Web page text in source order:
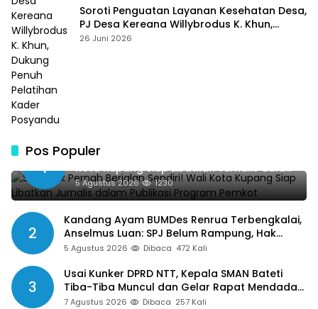
Soroti Penguatan Layanan Kesehatan Desa,
PJ Desa Kereana Willybrodus K. Khun,
Dukung Penuh Pelatihan Kader Posyandu
26 Juni 2026
Pos Populer
1
SMSI Tak Pernah Berjalan Sendiri! Wali
Kota Kupang Siap Libatkan Jurnalis dalam
Publikasi Program Pemkot
5 Agustus 2026 1230
2
Kandang Ayam BUMDes Renrua Terbengkalai,
Anselmus Luan: SPJ Belum Rampung, Hak
Aparat Desa Sejak Januari Belum Dibayar
5 Agustus 2026 Dibaca 472 Kali
3
Usai Kunker DPRD NTT, Kepala SMAN Bateti
Tiba-Tiba Muncul dan Gelar Rapat Mendadak,
Guru Pertanyakan Hak 15 Persen yang Belum
7 Agustus 2026 Dibaca 257 Kali